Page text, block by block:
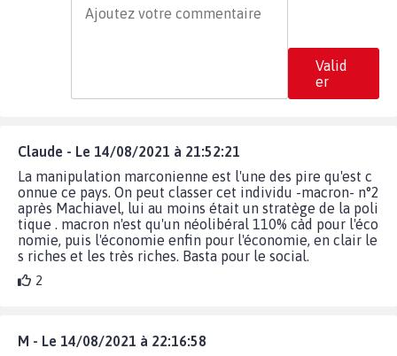
Valid
er
Claude - Le 14/08/2021 à 21:52:21
La manipulation marconienne est l'une des pire qu'est c
onnue ce pays. On peut classer cet individu -macron- n°2
après Machiavel, lui au moins était un stratège de la poli
tique . macron n'est qu'un néolibéral 110% càd pour l'éco
nomie, puis l'économie enfin pour l'économie, en clair le
s riches et les très riches. Basta pour le social.
2
M - Le 14/08/2021 à 22:16:58